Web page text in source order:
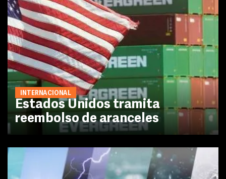
INTERNACIONAL
Estados Unidos tramita
reembolso de aranceles